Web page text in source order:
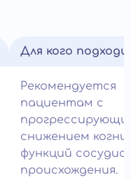
Для кого
Рекомендуется
пациентам с
снижением
функций
происхождения.